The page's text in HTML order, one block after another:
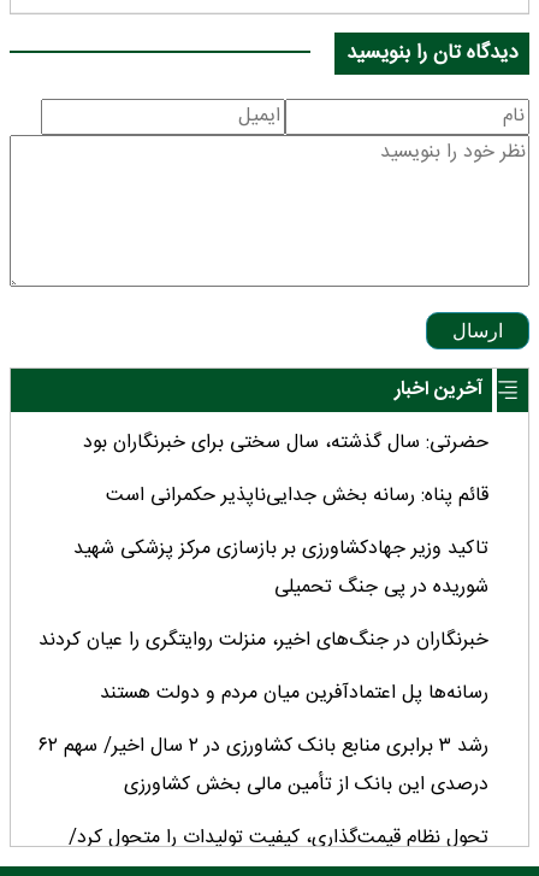
دیدگاه تان را بنویسید
ارسال
آخرین اخبار
حضرتی: سال گذشته، سال سختی برای خبرنگاران بود
قائم پناه: رسانه بخش جدایی‌ناپذیر حکمرانی است
تاکید وزیر جهادکشاورزی بر بازسازی مرکز پزشکی شهید
شوریده در پی جنگ تحمیلی
خبرنگاران در جنگ‌های اخیر، منزلت روایتگری را عیان کردند
رسانه‌ها پل اعتمادآفرین میان مردم و دولت هستند
رشد ۳ برابری منابع بانک کشاورزی در ۲ سال اخیر/ سهم ۶۲
درصدی این بانک از تأمین مالی بخش کشاورزی
تحول نظام قیمت‌گذاری، کیفیت تولیدات را متحول کرد/